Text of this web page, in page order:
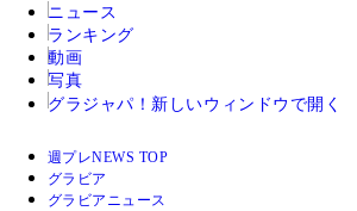
ニュース
ランキング
動画
写真
グラジャパ！ 新しいウィンドウで開く
週プレNEWS TOP
グラビア
グラビアニュース